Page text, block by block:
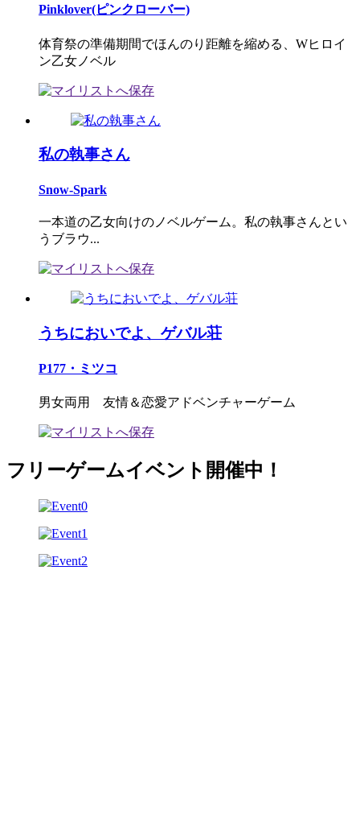
Pinklover(ピンクローバー)
体育祭の準備期間でほんのり距離を縮める、Wヒロイ
ン乙女ノベル
私の執事さん
Snow-Spark
一本道の乙女向けのノベルゲーム。私の執事さんとい
うブラウ...
うちにおいでよ、ゲバル荘
P177・ミツコ
男女両用 友情＆恋愛アドベンチャーゲーム
フリーゲームイベント開催中！